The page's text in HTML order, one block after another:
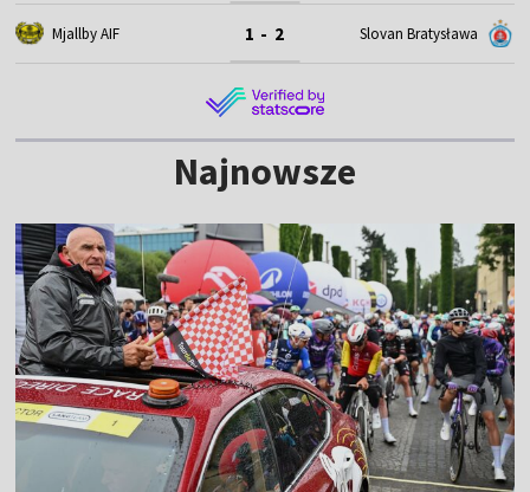
Mjallby AIF 1 - 2 Slovan Bratysława
Najnowsze